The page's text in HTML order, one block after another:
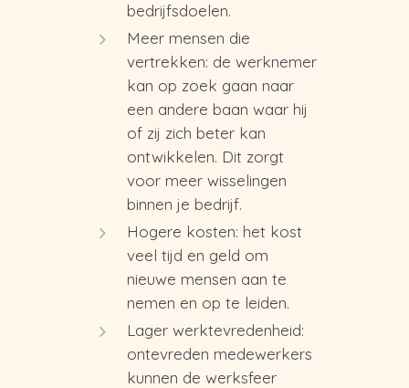
bedrijfsdoelen.
Meer mensen die
vertrekken: de werknemer
kan op zoek gaan naar
een andere baan waar hij
of zij zich beter kan
ontwikkelen. Dit zorgt
voor meer wisselingen
binnen je bedrijf.
Hogere kosten: het kost
veel tijd en geld om
nieuwe mensen aan te
nemen en op te leiden.
Lager werktevredenheid:
ontevreden medewerkers
kunnen de werksfeer